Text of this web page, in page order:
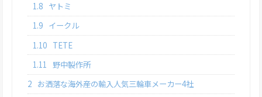
1.8 ヤトミ
1.9 イークル
1.10 TETE
1.11 野中製作所
2 お洒落な海外産の輸入人気三輪車メーカー4社